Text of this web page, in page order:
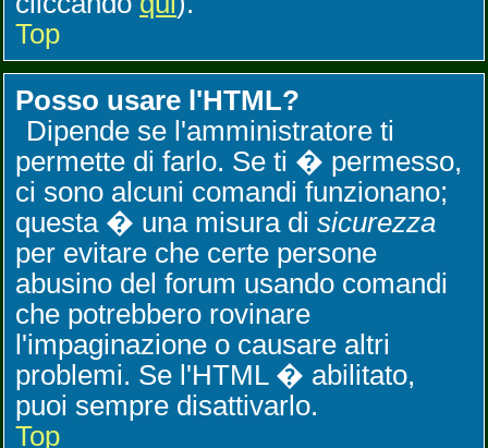
Top
Posso usare l'HTML?
Dipende se l'amministratore ti
permette di farlo. Se ti � permesso,
ci sono alcuni comandi funzionano;
questa � una misura di sicurezza
per evitare che certe persone
abusino del forum usando comandi
che potrebbero rovinare
l'impaginazione o causare altri
problemi. Se l'HTML � abilitato,
puoi sempre disattivarlo.
Top